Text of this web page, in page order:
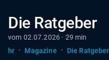
Die Ratgeber
vom 02.07.2026 · 29 min
hr · Magazine · Die Ratgeber